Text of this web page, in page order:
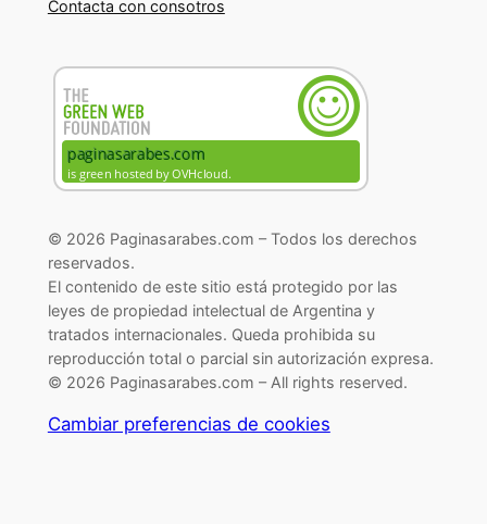
Contacta con consotros
© 2026 Paginasarabes.com – Todos los derechos
reservados.
El contenido de este sitio está protegido por las
leyes de propiedad intelectual de Argentina y
tratados internacionales. Queda prohibida su
reproducción total o parcial sin autorización expresa.
© 2026 Paginasarabes.com – All rights reserved.
Cambiar preferencias de cookies